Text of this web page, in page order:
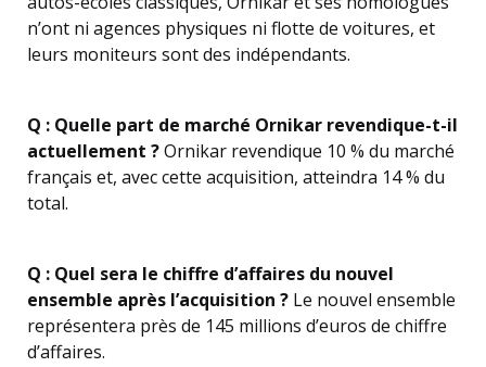
n’ont ni agences physiques ni flotte de voitures, et
leurs moniteurs sont des indépendants.
Q : Quelle part de marché Ornikar revendique-t-il
actuellement ?Ornikar revendique 10 % du marché
français et, avec cette acquisition, atteindra 14 % du
total.
Q : Quel sera le chiffre d’affaires du nouvel
ensemble après l’acquisition ? Le nouvel ensemble
représentera près de 145 millions d’euros de chiffre
d’affaires.